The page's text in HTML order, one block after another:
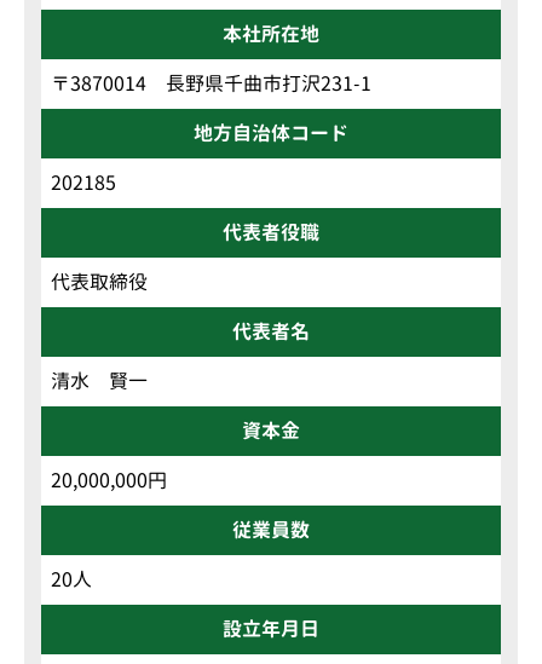
本社所在地
〒3870014 長野県千曲市打沢231-1
地方自治体コード
202185
代表者役職
代表取締役
代表者名
清水 賢一
資本金
20,000,000円
従業員数
20人
設立年月日